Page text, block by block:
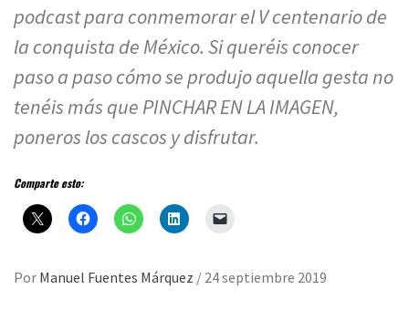
podcast para conmemorar el V centenario de
la conquista de México. Si queréis conocer
paso a paso cómo se produjo aquella gesta no
tenéis más que PINCHAR EN LA IMAGEN,
poneros los cascos y disfrutar.
Comparte esto:
Por Manuel Fuentes Márquez / 24 septiembre 2019